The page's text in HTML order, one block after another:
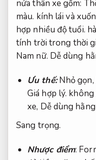
nửa thân xe gồm:
màu. kính lái và
hợp nhiều độ tuổi.
tính trời trong thời
Nam nữ. Dễ dùng
Ưu thế:Nhỏ gọn,
Giá hợp lý. không
xe, Dễ dùng
Sang trọng.
Nhược điểm: